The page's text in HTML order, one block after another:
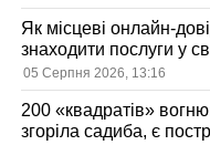
Як місцеві онлайн-
знаходити послуги у
05 Серпня 2026, 13:16
200 «квадратів»
згоріла садиба, є